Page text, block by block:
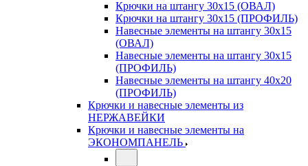
Крючки на штангу 30х15 (ОВАЛ)
Крючки на штангу 30х15 (ПРОФИЛЬ)
Навесные элементы на штангу 30х15
(ОВАЛ)
Навесные элементы на штангу 30х15
(ПРОФИЛЬ)
Навесные элементы на штангу 40х20
(ПРОФИЛЬ)
Крючки и навесные элементы из
НЕРЖАВЕЙКИ
Крючки и навесные элементы на
ЭКОНОМПАНЕЛЬ